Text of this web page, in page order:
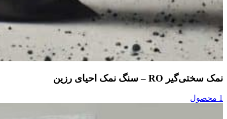
نمک سختی‌گیر RO – سنگ نمک احیای رزین
1 محصول